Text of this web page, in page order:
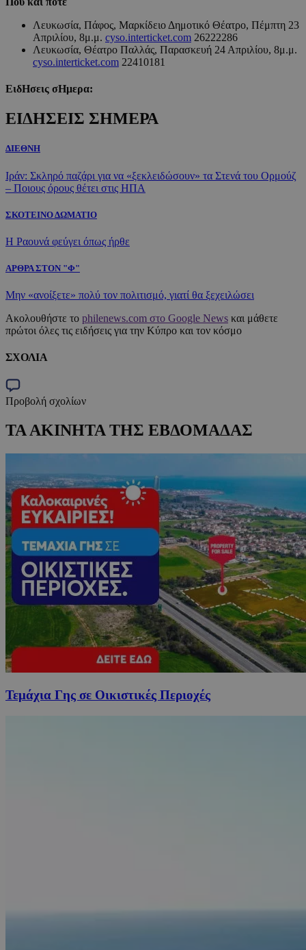
Λευκωσία, Πάφος, Μαρκίδειο Δημοτικό Θέατρο, Πέμπτη 23
Απριλίου, 8μ.μ. cyso.interticket.com 26222286
Λευκωσία, Θέατρο Παλλάς, Παρασκευή 24 Απριλίου, 8μ.μ.
cyso.interticket.com 22410181
ΕιδΗσεις σΗμερα:
ΕΙΔΗΣΕΙΣ ΣΗΜΕΡΑ
ΔΙΕΘΝΗ
Ιράν: Σκληρό παζάρι για να «ξεκλειδώσουν» τα Στενά του Ορμούζ
– Ποιους όρους θέτει στις ΗΠΑ
ΣΚΟΤΕΙΝΟ ΔΩΜΑΤΙΟ
Η Ραουνά φεύγει όπως ήρθε
ΑΡΘΡΑ ΣΤΟΝ "Φ"
Μην «ανοίξετε» πολύ τον πολιτισμό, γιατί θα ξεχειλώσει
Ακολουθήστε το philenews.com στο Google News και μάθετε
πρώτοι όλες τις ειδήσεις για την Κύπρο και τον κόσμο
ΣΧΟΛΙΑ
Προβολή σχολίων
ΤΑ ΑΚΙΝΗΤΑ ΤΗΣ ΕΒΔΟΜΑΔΑΣ
Τεμάχια Γης σε Οικιστικές Περιοχές